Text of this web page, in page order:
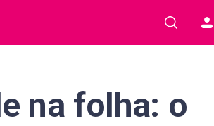
na folha: o